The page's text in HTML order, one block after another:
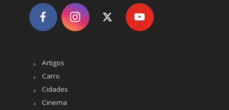
Artigos
Carro
Cidades
Cinema